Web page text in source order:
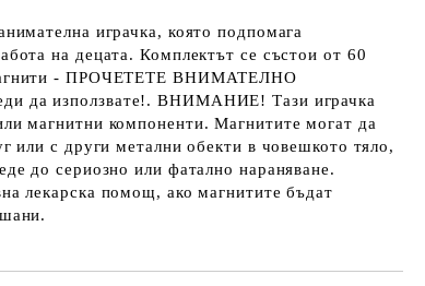
играчка, която подпомага
на децата. Комплектът се състои от 60
- ПРОЧЕТЕТЕ ВНИМАТЕЛНО
да използвате!. ВНИМАНИЕ! Тази играчка
магнитни компоненти. Магнитите могат да
или с други метални обекти в човешкото тяло,
до сериозно или фатално нараняване.
лекарска помощ, ако магнитите бъдат